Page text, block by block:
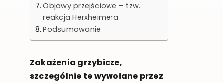
Objawy przejściowe – tzw.
reakcja Herxheimera
Podsumowanie
Zakażenia grzybicze,
szczególnie te wywołane przez